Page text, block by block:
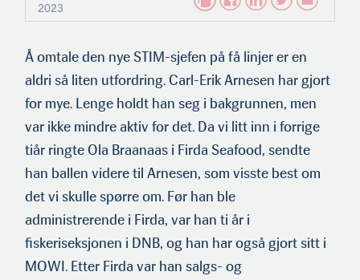
2023
Å omtale den nye STIM-sjefen på få linjer er en
aldri så liten utfordring. Carl-Erik Arnesen har gjort
for mye. Lenge holdt han seg i bakgrunnen, men
var ikke mindre aktiv for det. Da vi litt inn i forrige
tiår ringte Ola Braanaas i Firda Seafood, sendte
han ballen videre til Arnesen, som visste best om
det vi skulle spørre om. Før han ble
administrerende i Firda, var han ti år i
fiskeriseksjonen i DNB, og han har også gjort sitt i
MOWI. Etter Firda var han salgs- og